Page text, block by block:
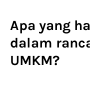
Apa yang
dalam
UMKM?